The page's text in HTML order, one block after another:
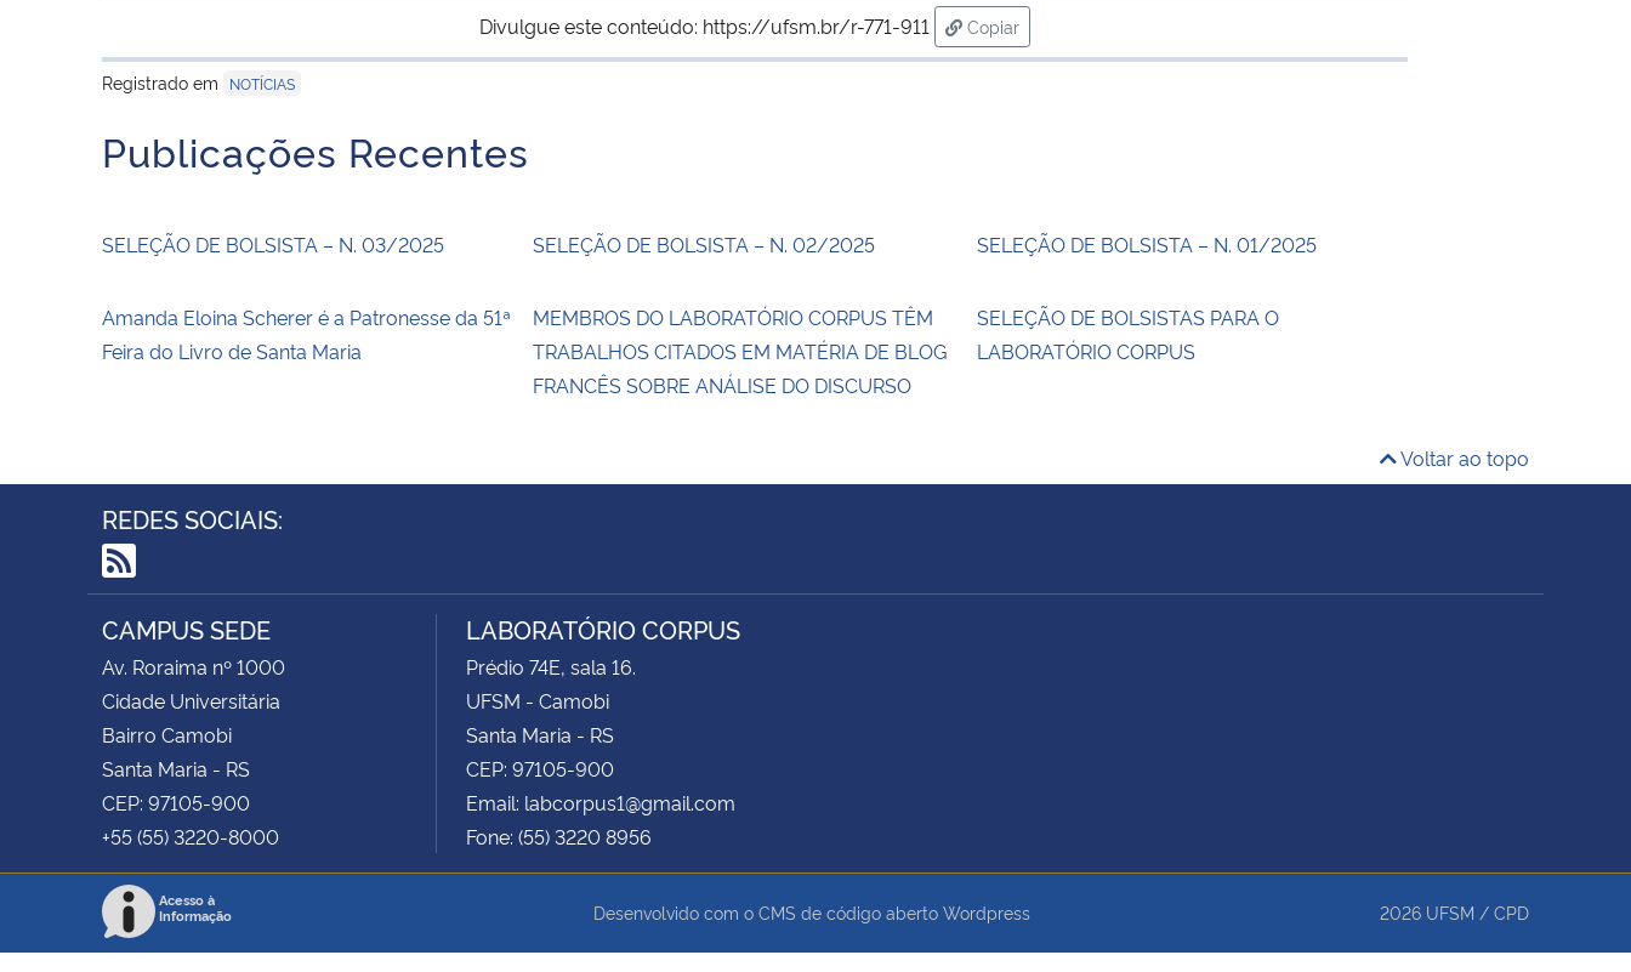
Divulgue este conteúdo: https://ufsm.br/r-771-911
Copiar
para área de transferência
Registrado em
NOTÍCIAS
Publicações Recentes
SELEÇÃO DE BOLSISTA – N. 03/2025 SELEÇÃO DE BOLSISTA – N. 02/2025 SELEÇÃO DE BOLSISTA – N. 01/2025
Amanda Eloina Scherer é a Patronesse da 51ª
Feira do Livro de Santa Maria
MEMBROS DO LABORATÓRIO CORPUS TÊM
TRABALHOS CITADOS EM MATÉRIA DE BLOG
FRANCÊS SOBRE ANÁLISE DO DISCURSO
SELEÇÃO DE BOLSISTAS PARA O
LABORATÓRIO CORPUS
Voltar ao topo
REDES SOCIAIS:
RSS
CAMPUS SEDE
Av. Roraima nº 1000
Cidade Universitária
Bairro Camobi
Santa Maria - RS
CEP: 97105-900
+55 (55) 3220-8000
LABORATÓRIO CORPUS
Prédio 74E, sala 16.
UFSM - Camobi
Santa Maria - RS
CEP: 97105-900
Email: labcorpus1@gmail.com
Fone: (55) 3220 8956
Acesso à
Informação
Desenvolvido com o CMS de código aberto Wordpress 2026 UFSM / CPD